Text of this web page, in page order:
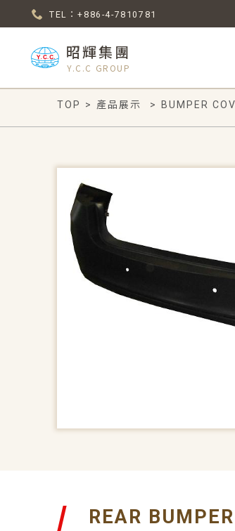
TEL：+886-4-7810781
昭輝集團
Y.C.C GROUP
TOP > 產品展示 > BUMPER
REAR